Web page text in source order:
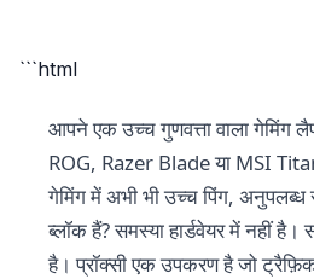
```html
आपने एक उच्च गुणवत्ता वाला गेमिंग
ROG, Razer Blade या MSI
गेमिंग में अभी भी उच्च पिंग, अनुपलब्ध
ब्लॉक हैं? समस्या हार्डवेयर में नहीं
है। प्रॉक्सी एक उपकरण है जो